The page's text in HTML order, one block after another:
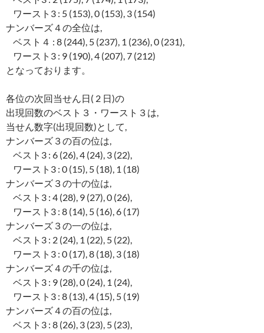
ワースト3 : 5 (153), 0 (153), 3 (154)
ナンバーズ４の全位は,
ベスト４ : 8 (244), 5 (237), 1 (236), 0 (231),
ワースト3 : 9 (190), 4 (207), 7 (212)
となっております。
各位の次回当せん日( 2 日)の
出現回数のベスト３・ワースト３は,
当せん数字(出現回数)として,
ナンバーズ３の百の位は,
ベスト3 : 6 (26), 4 (24), 3 (22),
ワースト3 : 0 (15), 5 (18), 1 (18)
ナンバーズ３の十の位は,
ベスト3 : 4 (28), 9 (27), 0 (26),
ワースト3 : 8 (14), 5 (16), 6 (17)
ナンバーズ３の一の位は,
ベスト3 : 2 (24), 1 (22), 5 (22),
ワースト3 : 0 (17), 8 (18), 3 (18)
ナンバーズ４の千の位は,
ベスト3 : 9 (28), 0 (24), 1 (24),
ワースト3 : 8 (13), 4 (15), 5 (19)
ナンバーズ４の百の位は,
ベスト3 : 8 (26), 3 (23), 5 (23),